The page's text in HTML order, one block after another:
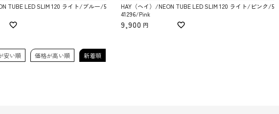
TUBE LED SLIM 120 ライト/ブルー/5
HAY（ヘイ）/NEON TUBE LED SLIM 120 ライト/ピンク/5
41296/Pink
9,900
安い順 価格が高い順 新着順